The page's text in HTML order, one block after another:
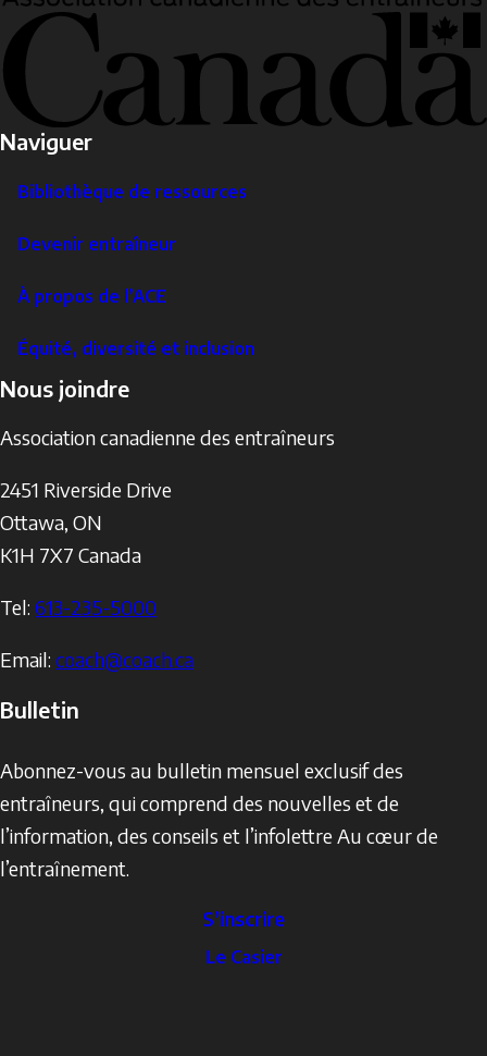
Naviguer
Bibliothèque de ressources
Devenir entraîneur
À propos de l’ACE
Équité, diversité et inclusion
Nous joindre
Association canadienne des entraîneurs
2451 Riverside Drive
Ottawa, ON
K1H 7X7 Canada
Tel: 613-235-5000
Email: coach@coach.ca
Bulletin
Abonnez-vous au bulletin mensuel exclusif des
entraîneurs, qui comprend des nouvelles et de
l’information, des conseils et l’infolettre Au cœur de
l’entraînement.
S’inscrire
Le Casier